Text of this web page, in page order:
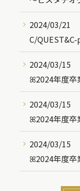
2024/03/21
C/
2024/03/15
ꕤ︎︎2024年度卒
2024/03/15
ꕤ︎︎2024年度卒
2024/03/15
ꕤ︎︎2024年度卒